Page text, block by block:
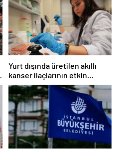
Yurt dışında üretilen akıllı
kanser ilaçlarının etkin
maddesi yerli imkanlarla
geliştirildi | Sağlık Haberleri